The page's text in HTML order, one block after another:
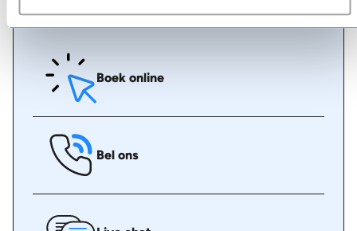
team als je hulp nodig hebt.
Boek online
Bel ons